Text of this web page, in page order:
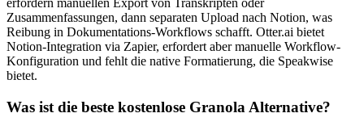
Zusammenfassungen, dann separaten Upload nach Notion, was
Reibung in Dokumentations-Workflows schafft. Otter.ai bietet
Notion-Integration via Zapier, erfordert aber manuelle Workflow-
Konfiguration und fehlt die native Formatierung, die Speakwise
bietet.
Was ist die beste kostenlose Granola Alternative?